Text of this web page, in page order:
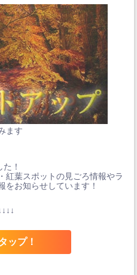
ます
！
紅葉スポットの見ごろ情報やラ
をお知らせしています！
ップ！